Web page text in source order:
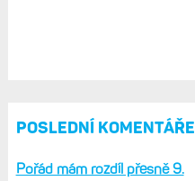
POSLEDNÍ KOMENTÁŘE
Pořád mám rozdíl přesně 9.